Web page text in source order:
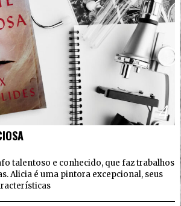
4
talentoso e conhecido, que faz trabalhos
Alicia é uma pintora excepcional, seus